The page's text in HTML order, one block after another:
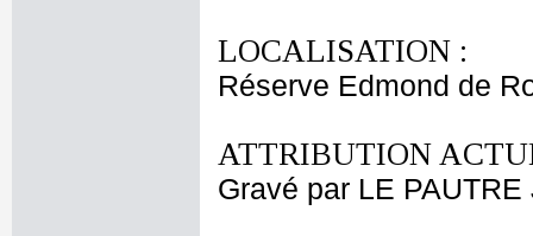
LOCALISATION :
Réserve Edmond de
ATTRIBUTION
Gravé par LE PAUTRE